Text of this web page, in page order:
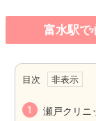
富水駅で
目次
瀬戸クリニ